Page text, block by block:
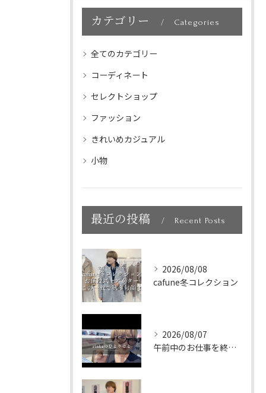
カテゴリー Categories
全てのカテゴリー
コーディネート
セレクトショップ
ファッション
きれいめカジュアル
小物
最近の投稿 Recent Posts
2026/08/08
cafune冬コレクション
2026/08/07
午前中のお仕事を終えて、新大久保へランチに🇰🇷🤍